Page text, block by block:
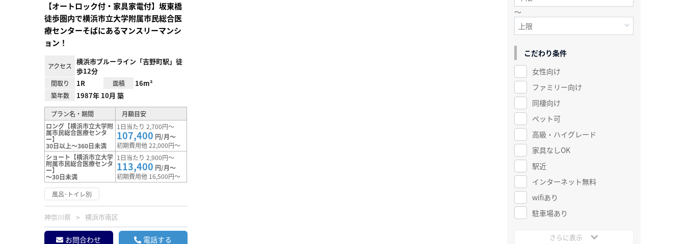
【オートロック付・家具家電付】坂東橋
徒歩圏内で横浜市立大学附属市民総合医
療センターそばにあるマンスリーマンシ
ョン！
アクセス
横浜市ブルーライン「吉野町駅」徒
歩12分
間取り 1R 面積 16m²
築年数 1987年 10月 築
プラン名・期間
月額目安
ロング【横浜市立大学附
属市民総合医療センタ
ー】
30日以上～360日未満
1日当たり 2,700円～
107,400 円/月～
初期費用他 22,000円～
ショート【横浜市立大学
附属市民総合医療センタ
ー】
～30日未満
1日当たり 2,900円～
113,400 円/月～
初期費用他 16,500円～
風呂･トイレ別
神奈川県 横浜市南区
お問合わせ 電話する
～
こだわり条件
女性向け
ファミリー向け
同棲向け
ペット可
高級・ハイグレード
家具なしOK
駅近
インターネット無料
wifiあり
駐車場あり
さらに表示